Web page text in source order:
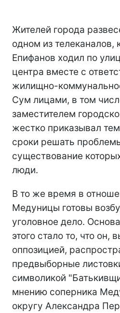
Жителей города
одном из телеканалов,
Епифанов ходил по
центра вместе с
жилищно-
Сум лицами, в том
заместителем
жестко приказывал
сроки решать
существование
люди.
В то же время в
Медуницы готовы
уголовное дело.
этого стало то, что он,
оппозицией,
предвыборные
символикой
мнению соперника
округу Александра